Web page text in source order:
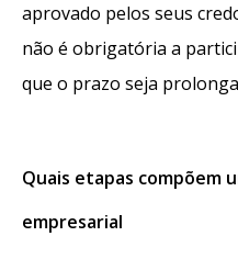
aprovado pelos seus
não é obrigatória a
que o prazo seja
Quais etapas compõem
empresarial